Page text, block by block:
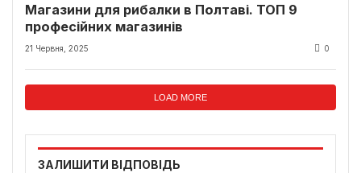
Магазини для рибалки в Полтаві. ТОП 9
професійних магазинів
21 Червня, 2025 0
LOAD MORE
ЗАЛИШИТИ ВІДПОВІДЬ